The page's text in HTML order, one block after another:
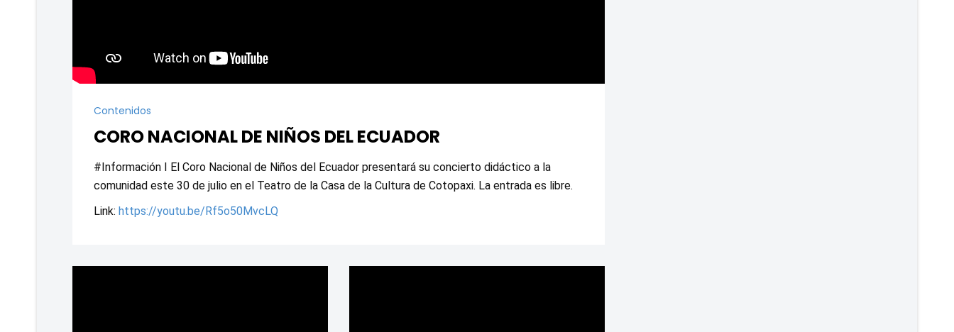
Contenidos
CORO NACIONAL DE NIÑOS DEL ECUADOR
#Información I El Coro Nacional de Niños del Ecuador presentará su concierto didáctico a la
comunidad este 30 de julio en el Teatro de la Casa de la Cultura de Cotopaxi. La entrada es libre.
Link: https://youtu.be/Rf5o50MvcLQ